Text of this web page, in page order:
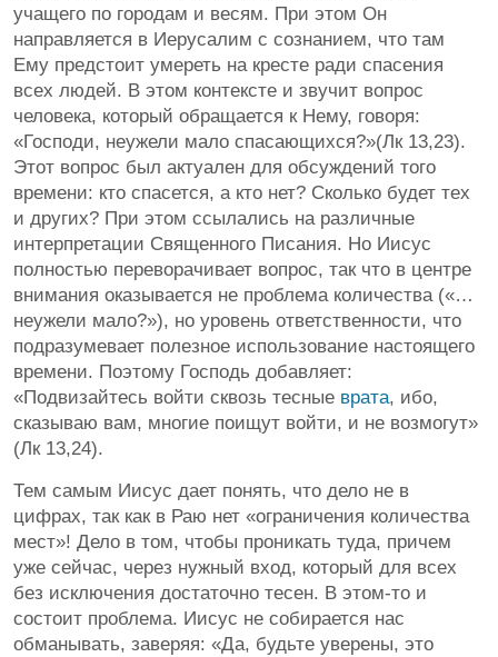
учащего по городам и весям. При этом Он
направляется в Иерусалим с сознанием, что там
Ему предстоит умереть на кресте ради спасения
всех людей. В этом контексте и звучит вопрос
человека, который обращается к Нему, говоря:
«Господи, неужели мало спасающихся?»(Лк 13,23).
Этот вопрос был актуален для обсуждений того
времени: кто спасется, а кто нет? Сколько будет тех
и других? При этом ссылались на различные
интерпретации Священного Писания. Но Иисус
полностью переворачивает вопрос, так что в центре
внимания оказывается не проблема количества («…
неужели мало?»), но уровень ответственности, что
подразумевает полезное использование настоящего
времени. Поэтому Господь добавляет:
«Подвизайтесь войти сквозь тесные врата, ибо,
сказываю вам, многие поищут войти, и не возмогут»
(Лк 13,24).
Тем самым Иисус дает понять, что дело не в
цифрах, так как в Раю нет «ограничения количества
мест»! Дело в том, чтобы проникать туда, причем
уже сейчас, через нужный вход, который для всех
без исключения достаточно тесен. В этом-то и
состоит проблема. Иисус не собирается нас
обманывать, заверяя: «Да, будьте уверены, это